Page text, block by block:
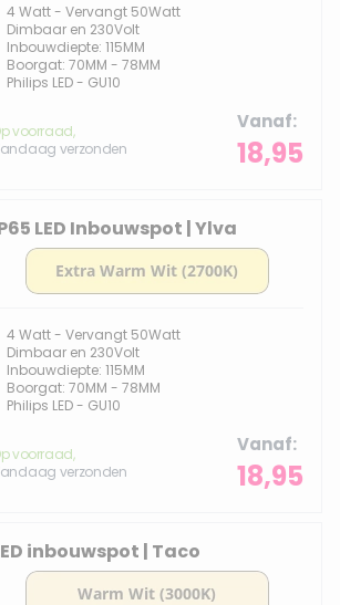
4 Watt - Vervangt 50Watt
Dimbaar en 230Volt
Inbouwdiepte: 115MM
Boorgat: 70MM - 78MM
Philips LED - GU10
voorraad,
verzonden
Vanaf
18,95
LED Inbouwspot | Ylva
4 Watt - Vervangt 50Watt
Dimbaar en 230Volt
Inbouwdiepte: 115MM
Boorgat: 70MM - 78MM
Philips LED - GU10
voorraad,
verzonden
Vanaf
18,95
inbouwspot | Taco